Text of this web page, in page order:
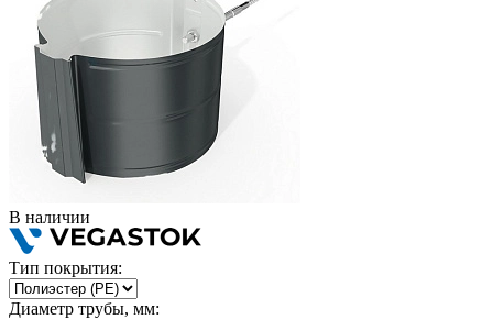
В наличии
Тип покрытия:
Диаметр трубы, мм: